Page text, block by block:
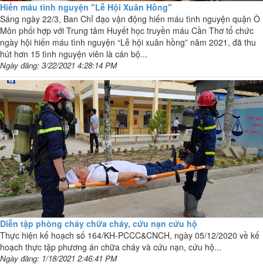
Hiến máu tình nguyện "Lễ Hội Xuân Hồng"
Sáng ngày 22/3, Ban Chỉ đạo vận động hiến máu tình nguyện quận Ô
Môn phối hợp với Trung tâm Huyết học truyền máu Cần Thơ tổ chức
ngày hội hiến máu tình nguyện “Lễ hội xuân hồng” năm 2021, đã thu
hút hơn 15 tình nguyện viên là cán bộ...
Ngày đăng: 3/22/2021 4:28:14 PM
Diễn tập phòng cháy chữa cháy, cứu nạn cứu hộ
Thực hiện kế hoạch số 164/KH-PCCC&CNCH, ngày 05/12/2020 về kế
hoạch thực tập phương án chữa cháy và cứu nạn, cứu hộ...
Ngày đăng: 1/18/2021 2:46:41 PM